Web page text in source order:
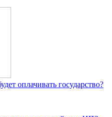
оплачивать государство?